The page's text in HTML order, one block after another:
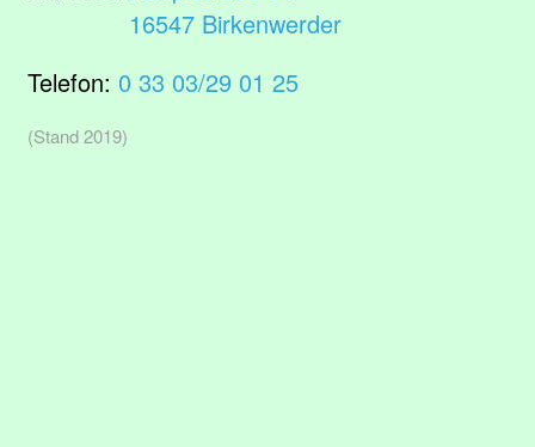
16547 Birkenwerder
Telefon: 0 33 03/29 01 25
(Stand 2019)